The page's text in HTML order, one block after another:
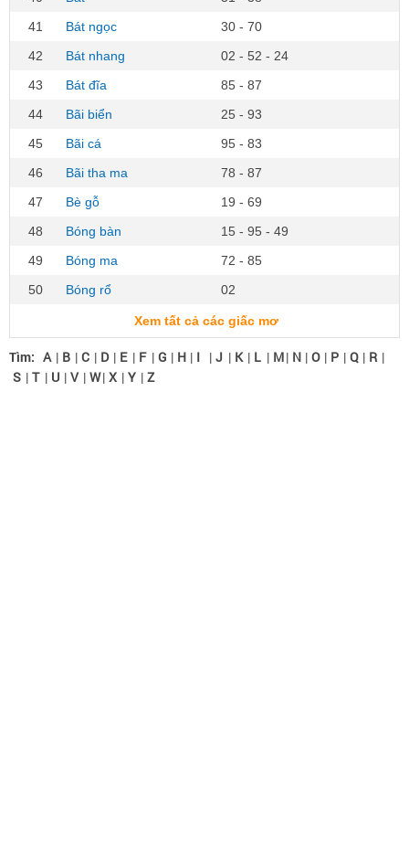
41
Bát ngọc
30 - 70
42
Bát nhang
02 - 52 - 24
43
Bát đĩa
85 - 87
44
Bãi biển
25 - 93
45
Bãi cá
95 - 83
46
Bãi tha ma
78 - 87
47
Bè gỗ
19 - 69
48
Bóng bàn
15 - 95 - 49
49
Bóng ma
72 - 85
50
Bóng rổ 02
Xem tất cả các giấc mơ
Tìm: A | B | C | D | E | F | G | H | I | J | K | L | M| N | O | P | Q | R |
S | T | U | V | W| X | Y | Z